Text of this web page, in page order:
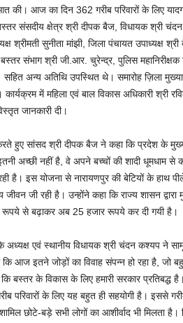
आज का दिन 362 गरीब परिवारों के लिए
संसदीय क्षेत्र श्री दीपक बैज, विधायक श्री
श्रीमती सुनीता मांझी, जिला पंचायत उपाध्यक्ष
संभाग श्री जी.आर. चुरेन्द्र, पुलिस
सहित अन्य अतिथि उपस्थित थे। समारोह ज़िला
में महिला एवं बाल विकास अधिकारी श्री
जानकारी दी।
हुए सांसद श्री दीपक बैज ने कहा कि प्रदेश के
अच्छी नहीं है, वे अपने बच्चों की शादी धूमधाम से
रही है। इस योजना से नारायणपुर की बेटियों के हाथ
जी रही है। उन्होंने कहा कि राज्य शासन द्वारा
रूपये से बढ़ाकर अब 25 हजार रूपये कर दी गयी है।
अध्यक्ष एवं स्थानीय विधायक श्री चंदन कश्यप ने
आज इतने जोड़ों का विवाह संपन्न हो रहा है, जो
बस्तर के विकास के लिए हमारी सरकार प्रतिबद्ध
परिवारों के लिए यह बहुत ही सहयोगी है। इससे
छोटे-बड़े सभी लोगों का आशीर्वाद भी मिलता